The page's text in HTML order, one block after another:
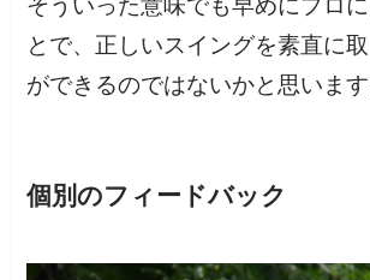
そういった意味でも早めにプロ
とで、正しいスイングを素直に
ができるのではないかと思います
個別のフィードバック